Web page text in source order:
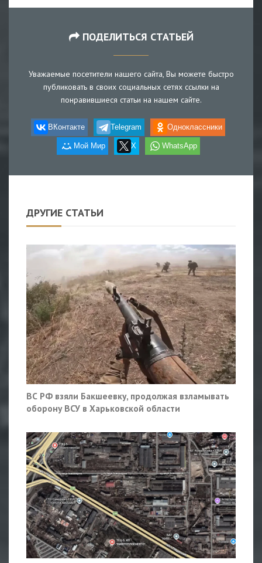
ПОДЕЛИТЬСЯ СТАТЬЕЙ
Уважаемые посетители нашего сайта, Вы можете быстро
публиковать в своих социальных сетях ссылки на
понравившиеся статьи на нашем сайте.
ВКонтакте Telegram Одноклассники
Мой Мир X WhatsApp
ДРУГИЕ СТАТЬИ
ВС РФ взяли Бакшеевку, продолжая взламывать
оборону ВСУ в Харьковской области